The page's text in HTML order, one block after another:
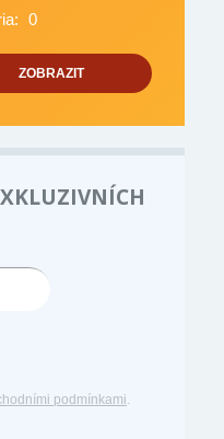
0
ZOBRAZIT
podmínkami.